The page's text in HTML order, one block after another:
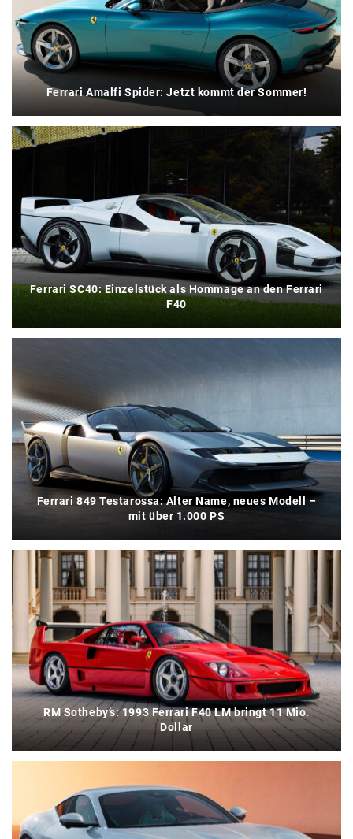
Ferrari Amalfi Spider: Jetzt kommt der Sommer!
Ferrari SC40: Einzelstück als Hommage an den Ferrari
F40
Ferrari 849 Testarossa: Alter Name, neues Modell –
mit über 1.000 PS
RM Sotheby’s: 1993 Ferrari F40 LM bringt 11 Mio.
Dollar